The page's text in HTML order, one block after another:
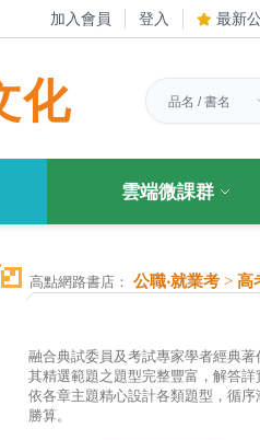
加入會員 登入 最新
化
雲端微課群
高點網路書店： 公職‧就業考 > 高
融合典試委員及考試專家學者經典
其精選範題之題型完整豐富，解答
依各章主題精心設計各類題型，循
勝算。